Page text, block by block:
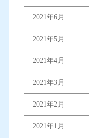
2021年6月
2021年5月
2021年4月
2021年3月
2021年2月
2021年1月